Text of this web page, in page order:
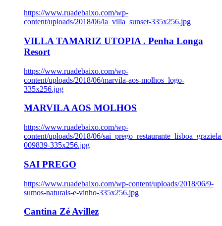
https://www.ruadebaixo.com/wp-
content/uploads/2018/06/la_villa_sunset-335x256.jpg
VILLA TAMARIZ UTOPIA . Penha Longa
Resort
https://www.ruadebaixo.com/wp-
content/uploads/2018/06/marvila-aos-molhos_logo-
335x256.jpg
MARVILA AOS MOLHOS
https://www.ruadebaixo.com/wp-
content/uploads/2018/06/
009839-335x256.jpg
SAI PREGO
https://www.ruadebaixo.com/wp-content/uploads/2018/06/9-
sumos-naturais-e-vinho-335x256.jpg
Cantina Zé Avillez